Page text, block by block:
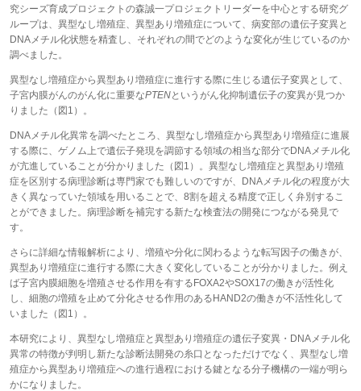
究シーズ育成プロジェクトの森誠一プロジェクトリーダーを中心とする研究グ
ループは、異型なし増殖症、異型あり増殖症について、病変部の遺伝子変異と
DNAメチル化状態を精査し、それぞれの間でどのような変化が生じているのか
調べました。
異型なし増殖症から異型あり増殖症に進行する際に生じる遺伝子変異として、
子宮内膜がんのがん化に重要なPTENというがん化抑制遺伝子の変異が見つか
りました（図1）。
DNAメチル化異常を調べたところ、異型なし増殖症から異型あり増殖症に進展
する際に、ゲノム上で遺伝子発現を調節する領域の相当な部分でDNAメチル化
が亢進していることが分かりました（図1）。異型なし増殖症と異型あり増殖
症を区別する病理診断は専門家でも難しいのですが、DNAメチル化の程度が大
きく異なっていた領域を用いることで、8割を超える精度で正しく弁別するこ
とができました。病理診断を補完する新たな検査法の開発につながる発見で
す。
さらに詳細な情報解析により、増殖や分化に関わるような転写因子の働きが、
異型あり増殖症に進行する際に大きく変化していることが分かりました。例え
ば子宮内膜細胞を増殖させる作用を有するFOXA2やSOX17の働きが活性化
し、細胞の増殖を止めて分化させる作用のあるHAND2の働きが不活性化して
いました（図1）。
本研究により、異型なし増殖症と異型あり増殖症の遺伝子変異・DNAメチル化
異常の特徴が判明し新たな診断法開発の糸口となっただけでなく、異型なし増
殖症から異型あり増殖症への進行過程における鍵となる分子機構の一端が明ら
かになりました。